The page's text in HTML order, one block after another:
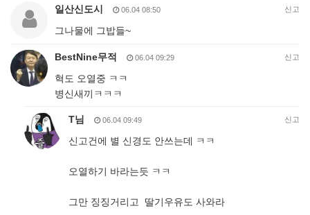
일산신도시 06.04 08:50 신고
그나물에 그밥들~
BestNine무적 06.04 09:29 신고
혁도 오열중 ㅋㅋ
병신새끼ㅋㅋㅋ
T님 06.04 09:49 신고
신고건에 별 신경도 안쓰는데 ㅋㅋ
오열하기 바라는듯 ㅋㅋ
그만 징징거리고 딸기우유도 사와라